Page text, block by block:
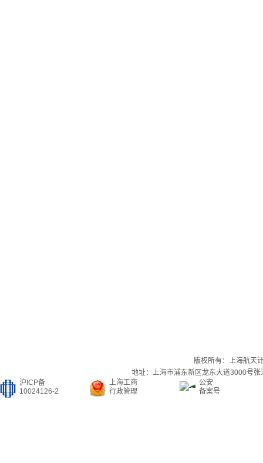
版权所有：上海航天
地址：上海市浦东新区龙东大道3000号
沪ICP备
10024126-2
上海工商
行政管理
公安
备案号